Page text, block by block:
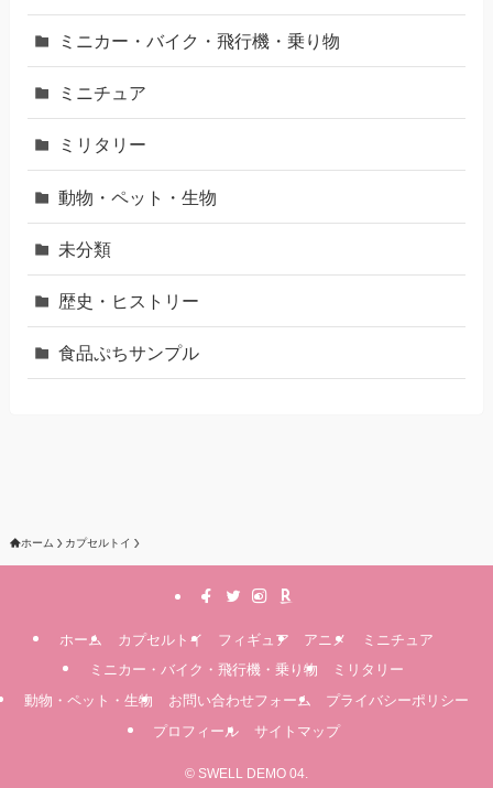
ミニカー・バイク・飛行機・乗り物
ミニチュア
ミリタリー
動物・ペット・生物
未分類
歴史・ヒストリー
食品ぷちサンプル
ホーム カプセルトイ
ホーム カプセルトイ フィギュア アニメ
ミニチュア
ミニカー・バイク・飛行機・乗り物
ミリタリー
動物・ペット・生物
お問い合わせフォーム
プライバシーポリシー
プロフィール
サイトマップ
© SWELL DEMO 04.